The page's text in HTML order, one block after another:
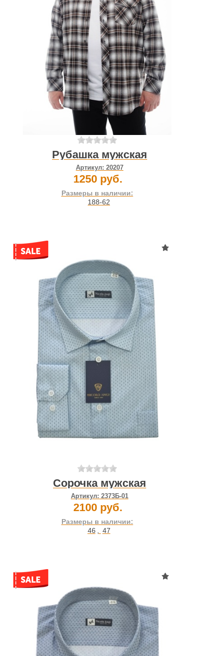
Рубашка мужская
Артикул: 20207
1250 руб.
Размеры в наличии:
188-62
Сорочка мужская
Артикул: 2373Б-01
2100 руб.
Размеры в наличии:
46 , 47